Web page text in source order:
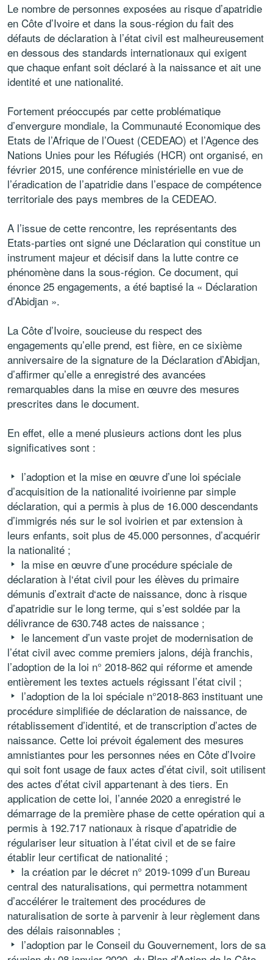
Le nombre de personnes exposées au risque d’apatridie
en Côte d’Ivoire et dans la sous-région du fait des
défauts de déclaration à l’état civil est malheureusement
en dessous des standards internationaux qui exigent
que chaque enfant soit déclaré à la naissance et ait une
identité et une nationalité.
Fortement préoccupés par cette problématique
d’envergure mondiale, la Communauté Economique des
Etats de l’Afrique de l’Ouest (CEDEAO) et l’Agence des
Nations Unies pour les Réfugiés (HCR) ont organisé, en
février 2015, une conférence ministérielle en vue de
l’éradication de l’apatridie dans l’espace de compétence
territoriale des pays membres de la CEDEAO.
A l’issue de cette rencontre, les représentants des
Etats-parties ont signé une Déclaration qui constitue un
instrument majeur et décisif dans la lutte contre ce
phénomène dans la sous-région. Ce document, qui
énonce 25 engagements, a été baptisé la « Déclaration
d’Abidjan ».
La Côte d’Ivoire, soucieuse du respect des
engagements qu’elle prend, est fière, en ce sixième
anniversaire de la signature de la Déclaration d’Abidjan,
d’affirmer qu’elle a enregistré des avancées
remarquables dans la mise en œuvre des mesures
prescrites dans le document.
En effet, elle a mené plusieurs actions dont les plus
significatives sont :
l’adoption et la mise en œuvre d’une loi spéciale
d’acquisition de la nationalité ivoirienne par simple
déclaration, qui a permis à plus de 16.000 descendants
d’immigrés nés sur le sol ivoirien et par extension à
leurs enfants, soit plus de 45.000 personnes, d’acquérir
la nationalité ;
la mise en œuvre d’une procédure spéciale de
déclaration à l‘état civil pour les élèves du primaire
démunis d’extrait d‘acte de naissance, donc à risque
d’apatridie sur le long terme, qui s’est soldée par la
délivrance de 630.748 actes de naissance ;
le lancement d’un vaste projet de modernisation de
l’état civil avec comme premiers jalons, déjà franchis,
l’adoption de la loi n° 2018-862 qui réforme et amende
entièrement les textes actuels régissant l’état civil ;
l’adoption de la loi spéciale n°2018-863 instituant une
procédure simplifiée de déclaration de naissance, de
rétablissement d’identité, et de transcription d’actes de
naissance. Cette loi prévoit également des mesures
amnistiantes pour les personnes nées en Côte d’Ivoire
qui soit font usage de faux actes d’état civil, soit utilisent
des actes d’état civil appartenant à des tiers. En
application de cette loi, l’année 2020 a enregistré le
démarrage de la première phase de cette opération qui a
permis à 192.717 nationaux à risque d’apatridie de
régulariser leur situation à l’état civil et de se faire
établir leur certificat de nationalité ;
la création par le décret n° 2019-1099 d’un Bureau
central des naturalisations, qui permettra notamment
d’accélérer le traitement des procédures de
naturalisation de sorte à parvenir à leur règlement dans
des délais raisonnables ;
l’adoption par le Conseil du Gouvernement, lors de sa